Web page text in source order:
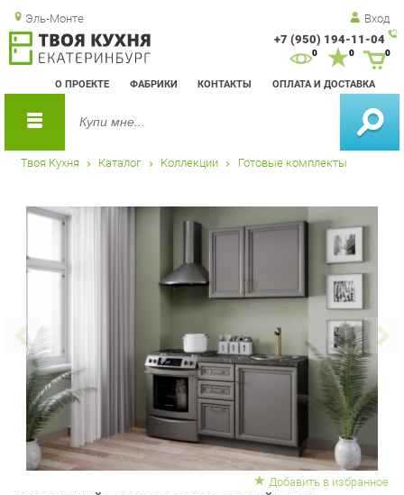
Эль-Монте Вход
+7 (950) 194-11-04
О ПРОЕКТЕ ФАБРИКИ КОНТАКТЫ ОПЛАТА И ДОСТАВКА
0 0
Твоя Кухня Каталог Коллекции Готовые комплекты
Добавить в избранное
КУХОННЫЙ ГАРНИТУР ЛЮБИМЫЙ ДОМ